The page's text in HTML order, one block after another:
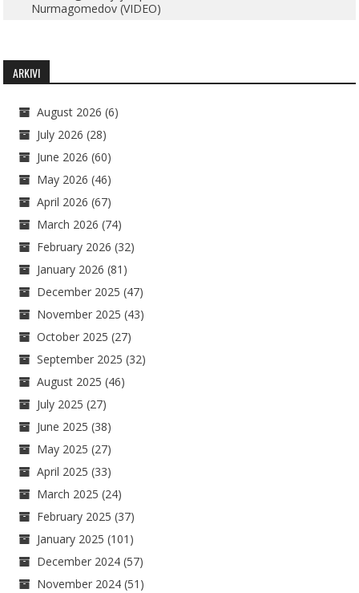
Nurmagomedov (VIDEO)
ARKIVI
August 2026 (6)
July 2026 (28)
June 2026 (60)
May 2026 (46)
April 2026 (67)
March 2026 (74)
February 2026 (32)
January 2026 (81)
December 2025 (47)
November 2025 (43)
October 2025 (27)
September 2025 (32)
August 2025 (46)
July 2025 (27)
June 2025 (38)
May 2025 (27)
April 2025 (33)
March 2025 (24)
February 2025 (37)
January 2025 (101)
December 2024 (57)
November 2024 (51)